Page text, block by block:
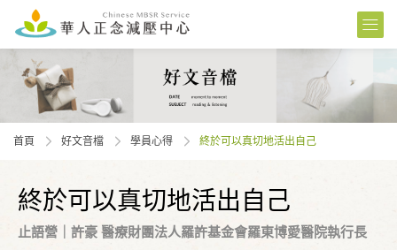
首頁 好文音檔 學員⼼得 終於可以真切地活出自己
終於可以真切地活出自己
止語營｜許豪 醫療財團法人羅許基金會羅東博愛醫院執行長